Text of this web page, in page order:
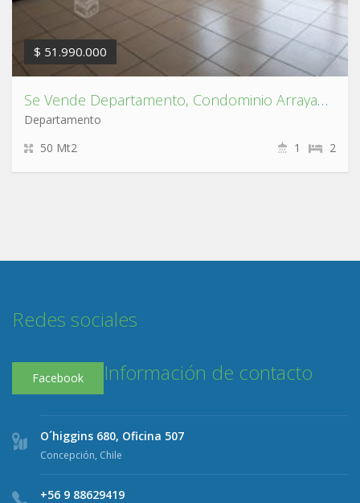
$ 51.990.000
Se Vende Departamento, Condominio Arrayan en San Pedro de la Paz.
Departamento
50 Mt2
2
1
Redes sociales
Facebook Información de contacto
O´higgins 680, Oficina 507
Concepción, Chile
+56 9 88629419